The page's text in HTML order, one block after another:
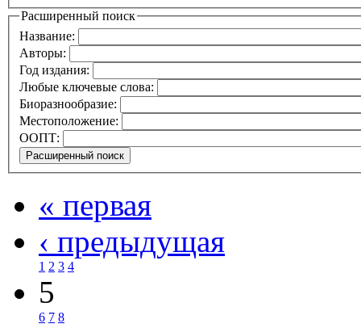
Расширенный поиск
Название:
Авторы:
Год издания:
Любые ключевые слова:
Биоразнообразие:
Местоположение:
ООПТ:
« первая
‹ предыдущая
1 2 3 4
5
6 7 8